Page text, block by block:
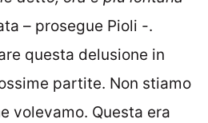
– prosegue Pioli -.
questa delusione in
partite. Non stiamo
volevamo. Questa era